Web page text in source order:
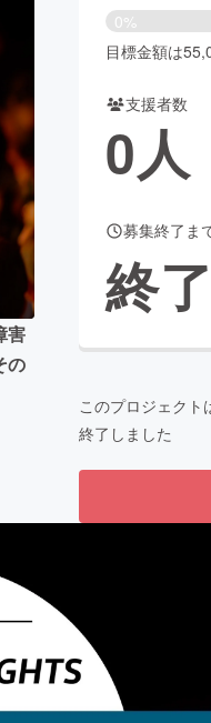
ビューティー・ヘルスケア
Creation
コミュニティ
害
の
0%
目標金額は
支援者数
0人
募集終了ま
終了
このプロジェクト
終了しました